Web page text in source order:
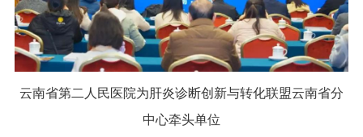
云南省第二人民医院为肝炎诊断创新与转化联盟云南省分
中心牵头单位